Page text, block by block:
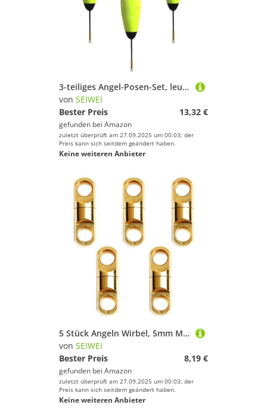
3-teiliges Angel-Posen-Set, leuchtende Angel-Schwimmer, Nachtangeln, EVA-Schaum-Posen mit grüner LED, für Hecht, Karpfen, Barsch (10 g)
von SEIWEI
Bester Preis
13,32 €
gefunden bei Amazon
zuletzt überprüft am 27.09.2025 um 00:03; der
Preis kann sich seitdem geändert haben.
Keine weiteren Anbieter
5 Stück Angeln Wirbel, 5mm Messing Heavy Duty Angeln Lager Swivels Stecker Kupfer Barrel Swivels für Salzwasser Süßwasser
von SEIWEI
Bester Preis
8,19 €
gefunden bei Amazon
zuletzt überprüft am 27.09.2025 um 00:03; der
Preis kann sich seitdem geändert haben.
Keine weiteren Anbieter